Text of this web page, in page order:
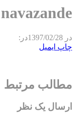
navazande
در 1397/02/28در:
چاپ ایمیل
مطالب مرتبط
ارسال یک نظر